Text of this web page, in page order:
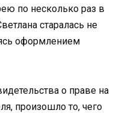
по несколько раз в
старалась не
оформлением
о праве на
произошло то, чего